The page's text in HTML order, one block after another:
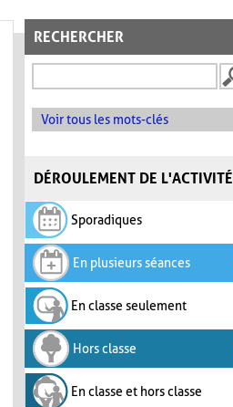
RECHERCHER
Voir tous les mots-clés
DÉROULEMENT DE L'ACTIVITÉ
Sporadiques
En plusieurs séances
En classe seulement
Hors classe
En classe et hors classe